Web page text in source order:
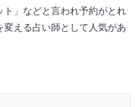
ト」などと言われ予約がとれ
える占い師として人気があ